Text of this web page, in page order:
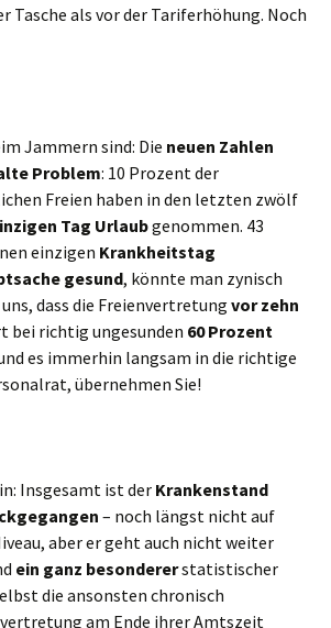
Tasche als vor der Tariferhöhung. Noch
Jammern sind: Die neuen Zahlen
Problem: 10 Prozent der
Freien haben in den letzten zwölf
Tag Urlaubgenommen. 43
einzigen Krankheitstag
gesund, könnte man zynisch
dass die Freienvertretung vor zehn
bei richtig ungesunden 60 Prozent
es immerhin langsam in die richtige
übernehmen Sie!
Insgesamt ist der Krankenstand
– noch längst nicht auf
aber er geht auch nicht weiter
ein ganz besondererstatistischer
die ansonsten chronisch
am Ende ihrer Amtszeit